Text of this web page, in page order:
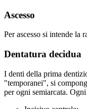
Ascesso
Per ascesso si intende la
Dentatura decidua
I denti della prima
"temporanei", si
per ogni semiarcata.